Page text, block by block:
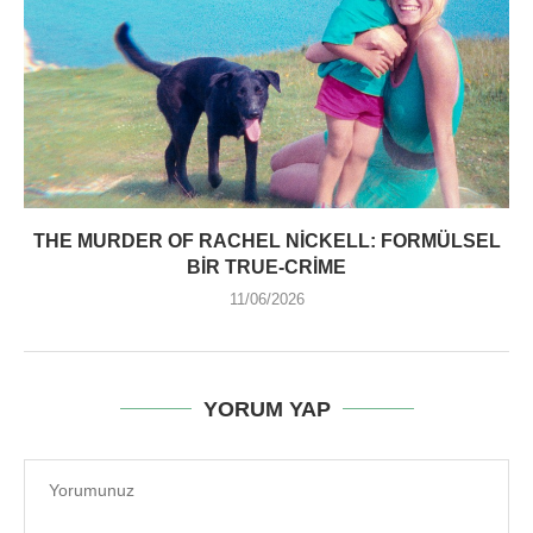
THE MURDER OF RACHEL NICKELL: FORMÜLSEL
BIR TRUE-CRIME
11/06/2026
YORUM YAP